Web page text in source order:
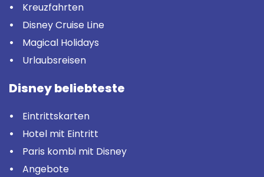
Kreuzfahrten
Disney Cruise Line
Magical Holidays
Urlaubsreisen
Disney beliebteste
Eintrittskarten
Hotel mit Eintritt
Paris kombi mit Disney
Angebote